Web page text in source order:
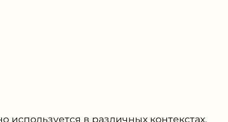
используется в различных контекстах,